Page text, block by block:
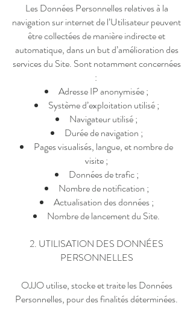
Les Données Personnelles relatives à la
navigation sur internet de l’Utilisateur peuvent
être collectées de manière indirecte et
automatique, dans un but d’amélioration des
services du Site. Sont notamment concernées
:
Adresse IP anonymisée ;
Système d’exploitation utilisé ;
Navigateur utilisé ;
Durée de navigation ;
Pages visualisés, langue, et nombre de
visite ;
Données de trafic ;
Nombre de notification ;
Actualisation des données ;
Nombre de lancement du Site.
2. UTILISATION DES DONNÉES
PERSONNELLES
OJJO utilise, stocke et traite les Données
Personnelles, pour des finalités déterminées.